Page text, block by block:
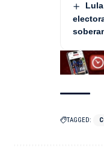
TAGGED: